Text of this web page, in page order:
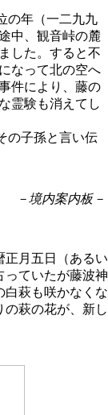
の年（一二九九
中、観音峠の麓
した。すると不
なって北の空へ
件により、藤の
霊験も消えてし
子孫と言い伝
－境内案内板－
正月五日（あるい
っていたが藤波神
白萩も咲かなくな
の萩の花が、新し